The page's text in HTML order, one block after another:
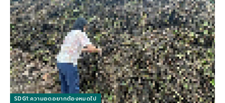
SDG1:ความอดอยากต้องหมดไป